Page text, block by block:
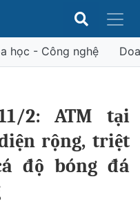
học - Công nghệ
2: ATM tại
rộng, triệt
độ bóng đá